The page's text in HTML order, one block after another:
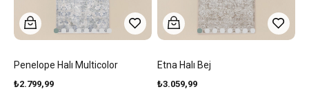
Penelope Halı Multicolor
₺2.799,99
Etna Halı Bej
₺3.059,99